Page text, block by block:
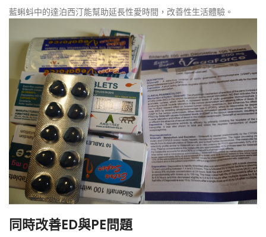
藍蝌蚪中的達泊西汀能幫助延長性愛時間，改善性生活體驗。
同時改善ED與PE問題